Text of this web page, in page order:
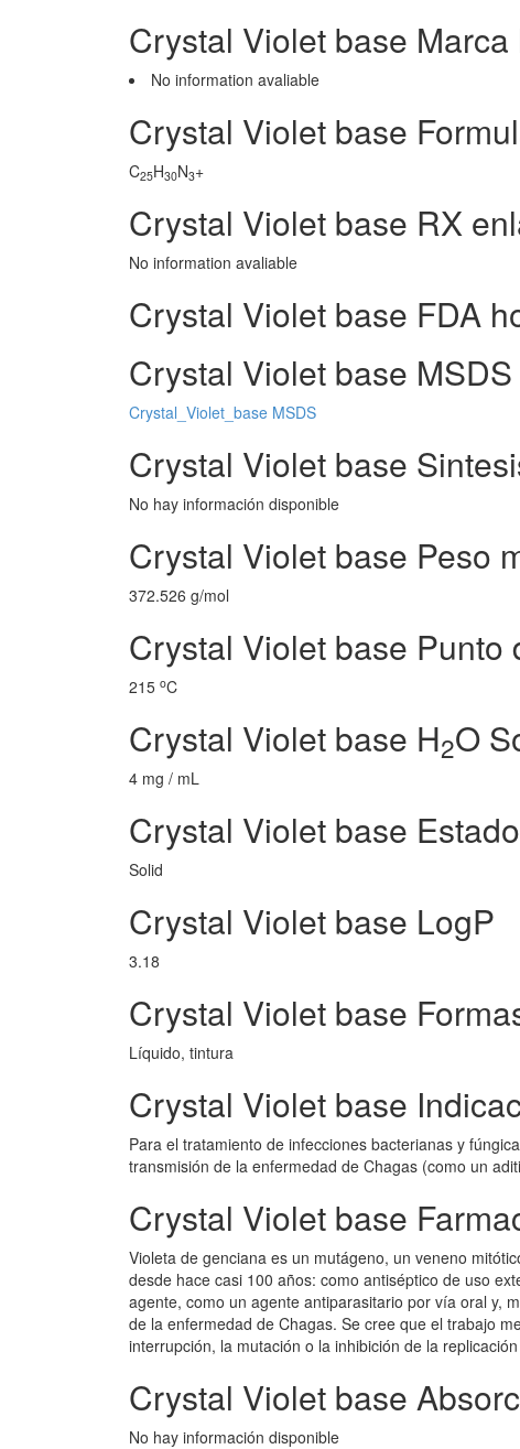
Crystal Violet base
No information avaliable
Crystal Violet base
C25H30N3+
Crystal Violet base RX
No information avaliable
Crystal Violet base FDA
Crystal Violet base
Crystal_Violet_base MSDS
Crystal Violet base
No hay información disponible
Crystal Violet base Peso
372.526 g/mol
Crystal Violet base Punto
215 oC
Crystal Violet base H2O
4 mg / mL
Crystal Violet base Estado
Solid
Crystal Violet base LogP
3.18
Crystal Violet base
Líquido, tintura
Crystal Violet base
Para el tratamiento de infecciones bacterianas y
transmisión de la enfermedad de Chagas (como un
Crystal Violet base
Violeta de genciana es un mutágeno, un veneno
desde hace casi 100 años: como antiséptico de uso
agente, como un agente antiparasitario por vía oral y,
de la enfermedad de Chagas. Se cree que el trabajo
interrupción, la mutación o la inhibición de la
Crystal Violet base
No hay información disponible